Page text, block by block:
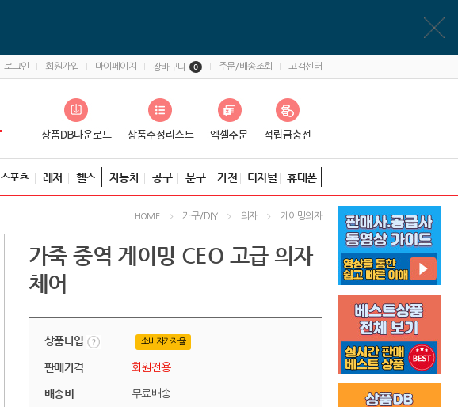
로그인 회원가입 마이페이지 장바구니 0 주문/배송조회 고객센터
스포츠 레저 헬스 자동차 공구 문구 가전 디지털 휴대폰
HOME 가구/DIY 의자 게이밍의자
가죽 중역 게이밍 CEO 고급 의자
체어
상품타입 소비자가자율
판매가격 회원전용
배송비 무료배송